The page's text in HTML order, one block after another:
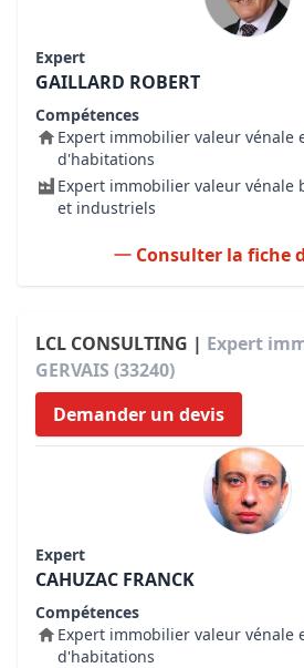
Expert
GAILLARD ROBERT
Compétences
Expert immobilier valeur vénale
d'habitations
Expert immobilier valeur vénale
et industriels
Consulter la fiche
LCL CONSULTING | Expert
GERVAIS (33240)
Demander un devis
Expert
CAHUZAC FRANCK
Compétences
Expert immobilier valeur vénale
d'habitations